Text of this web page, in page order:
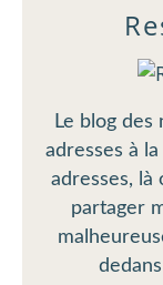
Le blog des
adresses à
adresses, là
partager